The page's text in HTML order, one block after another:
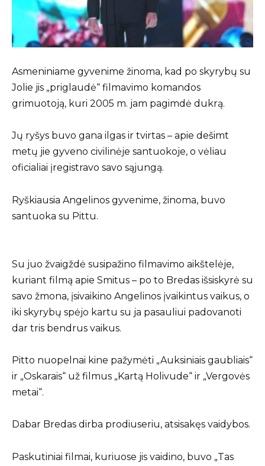
Asmeniniame gyvenime žinoma, kad po skyrybų su
Jolie jis „priglaudė“ filmavimo komandos
grimuotoją, kuri 2005 m. jam pagimdė dukrą.
Jų ryšys buvo gana ilgas ir tvirtas – apie dešimt
metų jie gyveno civilinėje santuokoje, o vėliau
oficialiai įregistravo savo sąjungą.
Ryškiausia Angelinos gyvenime, žinoma, buvo
santuoka su Pittu.
Su juo žvaigždė susipažino filmavimo aikštelėje,
kuriant filmą apie Smitus – po to Bredas išsiskyrė su
savo žmona, įsivaikino Angelinos įvaikintus vaikus, o
iki skyrybų spėjo kartu su ja pasauliui padovanoti
dar tris bendrus vaikus.
Pitto nuopelnai kine pažymėti „Auksiniais gaubliais“
ir „Oskarais“ už filmus „Kartą Holivude“ ir „Vergovės
metai“.
Dabar Bredas dirba prodiuseriu, atsisakęs vaidybos.
Paskutiniai filmai, kuriuose jis vaidino, buvo „Tas